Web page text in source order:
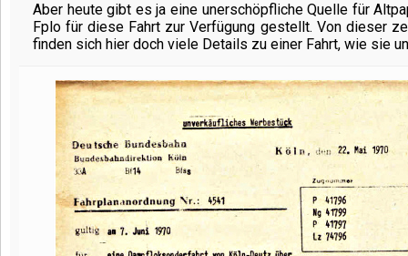
Aber heute gibt es ja eine unerschöpfliche Quelle für
Fplo für diese Fahrt zur Verfügung gestellt. Von dieser
finden sich hier doch viele Details zu einer Fahrt, wie sie